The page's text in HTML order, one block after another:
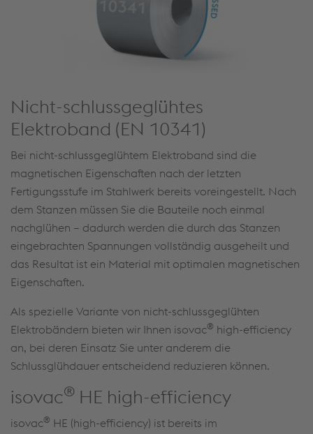
Nicht-schlussgeglühtes
Elektroband (EN 10341)
Bei nicht-schlussgeglühtem Elektroband sind die
magnetischen Eigenschaften nach der letzten
Fertigungsstufe im Stahlwerk bereits voreingestellt. Nach
dem Stanzen müssen Sie die Bauteile noch einmal
nachglühen – dadurch werden die durch das Stanzen
eingebrachten Spannungen vollständig ausgeheilt und
das Resultat ist ein Material mit optimalen magnetischen
Eigenschaften.
Als spezielle Variante von nicht-schlussgeglühten
Elektrobändern bieten wir Ihnen isovac® high-efficiency
an, bei deren Einsatz Sie unter anderem die
Schlussglühdauer entscheidend reduzieren können.
isovac® HE high-efficiency
isovac® HE (high-efficiency) ist bereits im